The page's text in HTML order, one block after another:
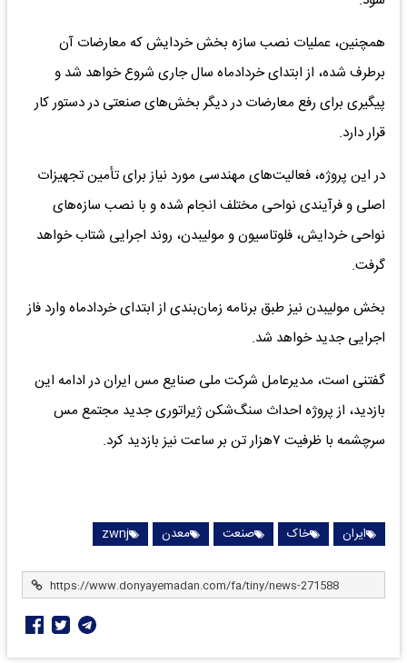
همچنین، عملیات نصب سازه بخش خردایش که معارضات آن
برطرف شده، از ابتدای خردادماه سال جاری شروع خواهد شد و
پیگیری برای رفع معارضات در دیگر بخش‌های صنعتی در دستور کار
قرار دارد.
در این پروژه، فعالیت‌های مهندسی مورد نیاز برای تأمین تجهیزات
اصلی و فرآیندی نواحی مختلف انجام شده و با نصب سازه‌های
نواحی خردایش، فلوتاسیون و مولیبدن، روند اجرایی شتاب خواهد
گرفت.
بخش مولیبدن نیز طبق برنامه زمان‌بندی از ابتدای خردادماه وارد فاز
اجرایی جدید خواهد شد.
گفتنی است، مدیرعامل شرکت ملی صنایع مس ایران در ادامه این
بازدید، از پروژه احداث سنگ‌شکن ژیراتوری جدید مجتمع مس
سرچشمه با ظرفیت ۷هزار تن بر ساعت نیز بازدید کرد.
ایران خاک صنعت معدن zwnj